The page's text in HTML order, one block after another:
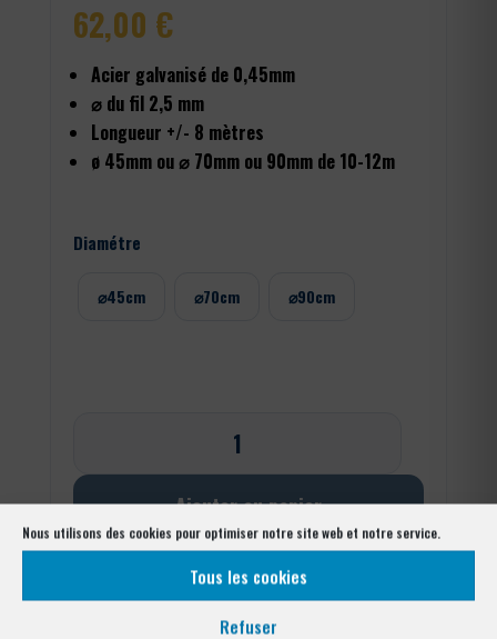
Nous utilisons des cookies pour optimiser notre site web et notre service.
Tous les cookies
Refuser
62,00 €
Acier galvanisé de 0,45mm
⌀ du fil 2,5 mm
Longueur +/- 8 mètres
ø 45mm ou ⌀ 70mm ou 90mm de 10-12m
Diamétre
⌀45cm ⌀70cm ⌀90cm
Ronce
concertinas
à
lames
galvanisé
Ajouter au panier